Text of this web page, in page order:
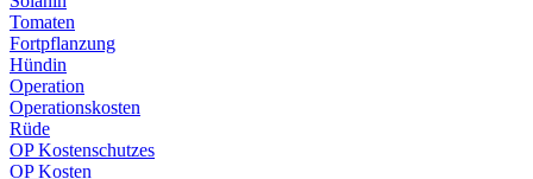
Tomaten
Fortpflanzung
Hündin
Operation
Operationskosten
Rüde
OP Kostenschutzes
OP Kosten